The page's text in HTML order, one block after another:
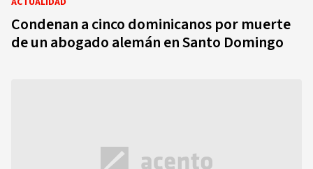
Condenan a cinco dominicanos por muerte
de un abogado alemán en Santo Domingo